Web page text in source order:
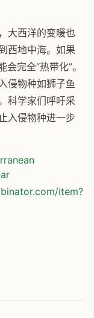
大西洋的变暖也
西地中海。如果
完全“热带化”。
侵物种如狮子鱼
科学家们呼吁采
入侵物种进一步
item?